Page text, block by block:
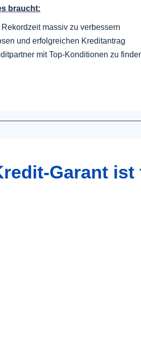
braucht:
massiv zu verbessern
und erfolgreichen Kreditantrag
mit Top-Konditionen zu
Garant